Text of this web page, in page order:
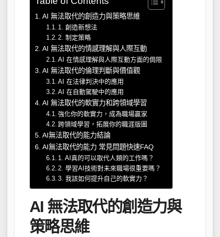
AI 無法取代的創造力與策略思維
1. 創造新想法
2. 制定策略
AI 無法取代的情感理解與人際互動
AI 在情感理解與人際互動方面的侷限
AI 無法取代的倫理判斷與價值觀
AI 在法律判決中的應用
AI 在自動駕駛中的應用
AI 無法取代的軟實力和跨領域學習
強化你的軟實力，成為職場贏家
跨領域學習，拓展你的職涯版圖
AI無法取代的能力結論
AI無法取代的能力 常見問題快速FAQ
1. AI真的可以取代人類的工作嗎？
2. 學習AI技術對未來職場很重要嗎？
3. 我該如何提升自己的軟實力？
AI 無法取代的創造力與
策略思維